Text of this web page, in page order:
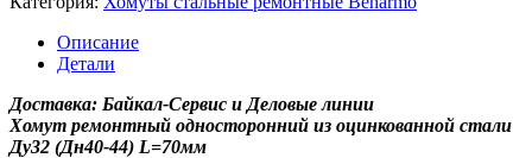
Описание
Детали
Доставка: Байкал-Сервис и Деловые линии
Хомут ремонтный односторонний из оцинкованной стали
Ду32 (Дн40-44) L=70мм